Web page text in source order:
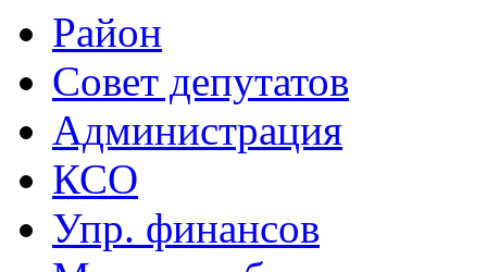
Район
Совет депутатов
Администрация
КСО
Упр. финансов